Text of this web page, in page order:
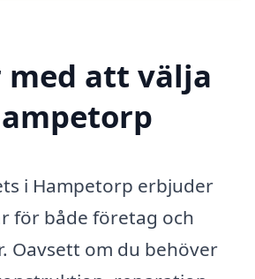
med att välja
i Hampetorp erbjuder
för både företag och
Oavsett om du behöver